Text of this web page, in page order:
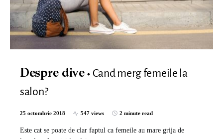
Despre dive
Cand merg femeile la
salon?
25 octombrie 2018 547 views 2 minute read
Este cat se poate de clar faptul ca femeile au mare grija de